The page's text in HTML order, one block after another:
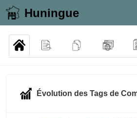
Huningue
Évolution des Tags de